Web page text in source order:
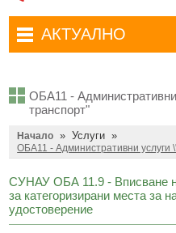
Достъп до информация
Антикорупция
Профил на купувача
Устройство на територията
Общинско предприятие Чисто
Туристически маршрути
Туристически информационен
Съобщения
ОБА11 -
транспорт"
Начало »Услуги »
ОБА11 - Административни услуги
СУНАУ ОБА 11.9 - Вписване
за категоризирани места за
удостоверение
Комплексно административно
АКТУАЛНО
Въвеждане на еврото в България
Местни избори 2023 година
Преброяване 2021
COVID-19 (Коронавирус)